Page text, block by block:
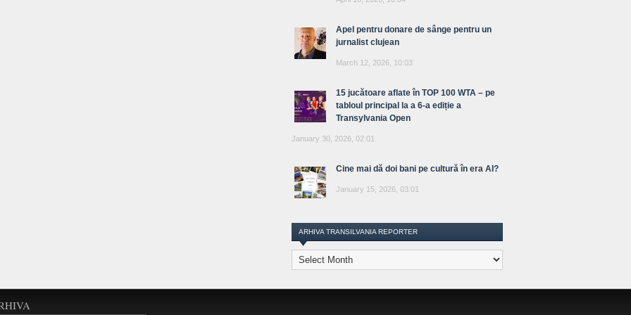
Apel pentru donare de sânge pentru un
jurnalist clujean
March 12, 2026, 10:03
15 jucătoare aflate în TOP 100 WTA – pe
tabloul principal la a 6-a ediție a
Transylvania Open
January 30, 2026, 02:01
Cine mai dă doi bani pe cultură în era AI?
January 15, 2026, 03:01
ARHIVA TRANSILVANIA REPORTER
Arhiva
Transilvania